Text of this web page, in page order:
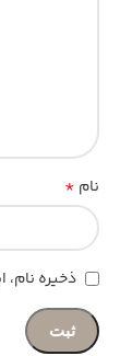
نام *
ذخیره